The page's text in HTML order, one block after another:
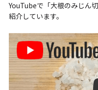
YouTubeで「大根のみじん
紹介しています。